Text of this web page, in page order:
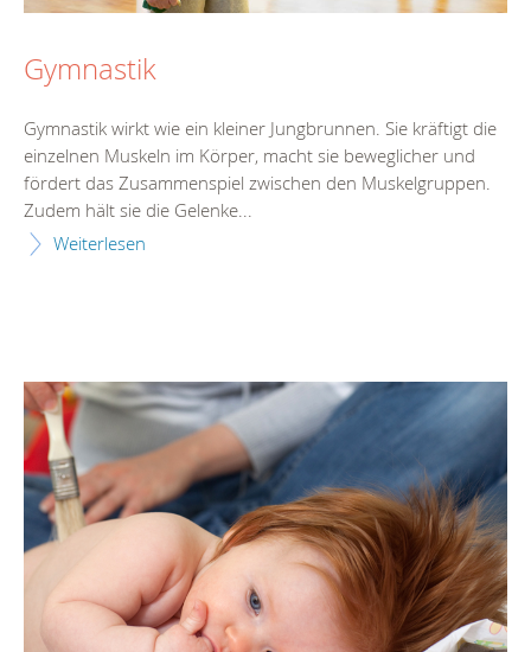
Gymnastik
Gymnastik wirkt wie ein kleiner Jungbrunnen. Sie kräftigt die
einzelnen Muskeln im Körper, macht sie beweglicher und
fördert das Zusammenspiel zwischen den Muskelgruppen.
Zudem hält sie die Gelenke...
Weiterlesen